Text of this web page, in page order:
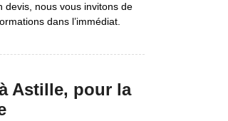
devis, nous vous invitons de
dans l’immédiat.
Astille, pour la